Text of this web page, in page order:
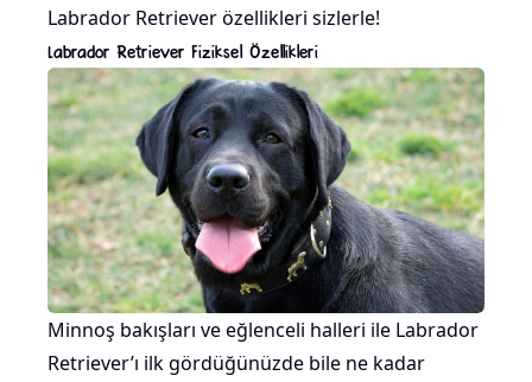
Labrador Retriever özellikleri sizlerle!
Labrador Retriever Fiziksel Özellikleri
Minnoş bakışları ve eğlenceli halleri ile Labrador
Retriever’ı ilk gördüğünüzde bile ne kadar